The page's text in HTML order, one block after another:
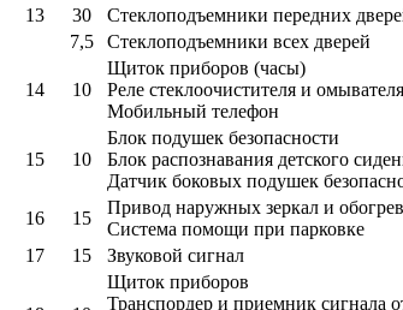
13
30
Стеклоподъемники передних
7,5
Стеклоподъемники всех дверей
14 10
Щиток приборов (часы)
Реле стеклоочистителя и омывателя
Мобильный телефон
15 10
Блок подушек безопасности
Блок распознавания детского
Датчик боковых подушек
16
15
Привод наружных зеркал и
Система помощи при парковке
17
15 Звуковой сигнал
Щиток приборов
Транспордер и приемник сигнала